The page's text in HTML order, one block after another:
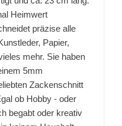
Heimwert
präzise alle
Papier,
mehr. Sie haben
5mm
Zackenschnitt
ob Hobby - oder
begabt oder kreativ